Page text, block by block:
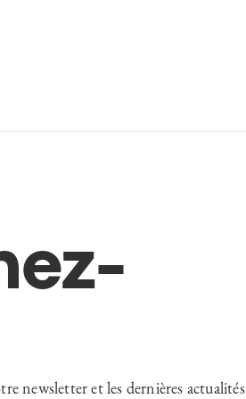
newsletter et les dernières actualités